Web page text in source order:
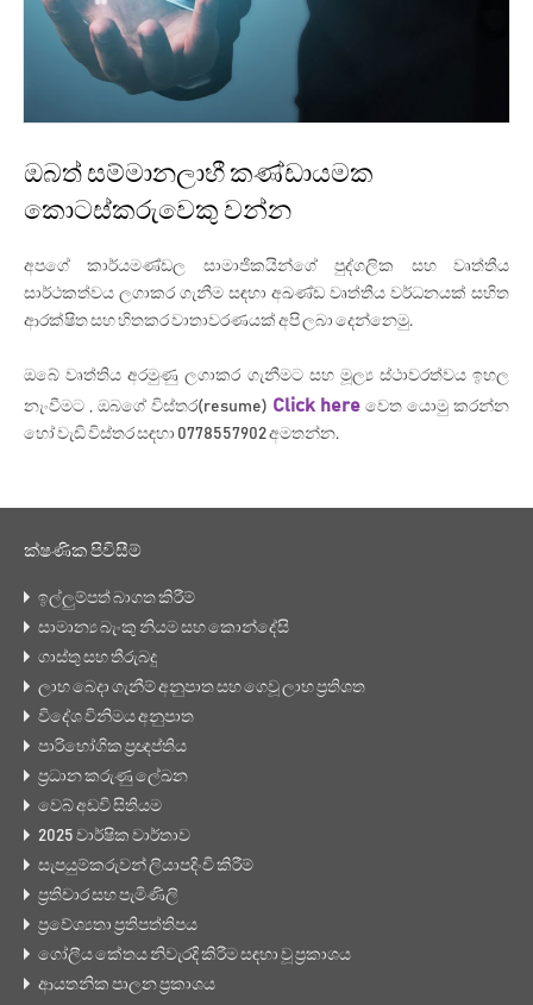
ඔබත් සම්මානලාභී කණ්ඩායමක
කොටස්කරුවෙකු වන්න
අපගේ කාර්යමණ්ඩල සාමාජිකයින්ගේ පුද්ගලික සහ වෘත්තීය
සාර්ථකත්වය ලගාකර ගැනීම සඳහා අඛණ්ඩ වෘත්තීය වර්ධනයක් සහිත
ආරක්ෂිත සහ හිතකර වාතාවරණයක් අපි ලබා දෙන්නෙමු.
ඔබේ වෘත්තිය අරමුණු ලගාකර ගැනීමට සහ මූල්‍ය ස්ථාවරත්වය ඉහල
නැංවීමට , ඔබගේ විස්තර(resume) Click here වෙත යොමු කරන්න
හෝ වැඩි විස්තර සඳහා 0778557902අමතන්න.
ක්ෂණික පිවිසීම්
ඉල්ලුම්පත් බාගත කිරීම්
සාමාන්‍ය බැංකු නියම සහ කොන්දේසි
ගාස්තු සහ තීරුබදු
ලාභ බෙදා ගැනීම් අනුපාත සහ ගෙවූ ලාභ ප්‍රතිශත
විදේශ විනිමය අනුපාත
පාරිභෝගික ප්‍රඥප්තිය
ප්‍රධාන කරුණු ලේඛන
වෙබ් අඩවි සිතියම
2025 වාර්ෂික වාර්තාව
සැපයුම්කරුවන් ලියාපදිංචි කිරීම්
ප්‍රතිචාර සහ පැමිණිලි
ප්‍රවේශ්‍යතා ප්‍රතිපත්තිපය
ගෝලීය කේතය නිවැරදි කිරීම සඳහා වූ ප්‍රකාශය
ආයතනික පාලන ප්‍රකාශය